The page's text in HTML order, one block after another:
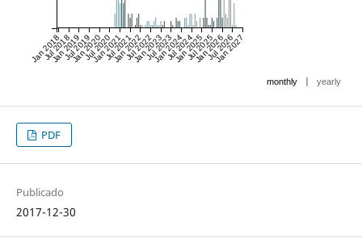
Jan 2018
Jul 2018
Jan 2019
Jul 2019
Jan 2020
Jul 2020
Jan 2021
Jul 2021
Jan 2022
Jul 2022
Jan 2023
Jul 2023
Jan 2024
Jul 2024
Jan 2025
Jul 2025
Jan 2026
Jul 2026
Jan 2027
monthly | yearly
PDF
Publicado
2017-12-30